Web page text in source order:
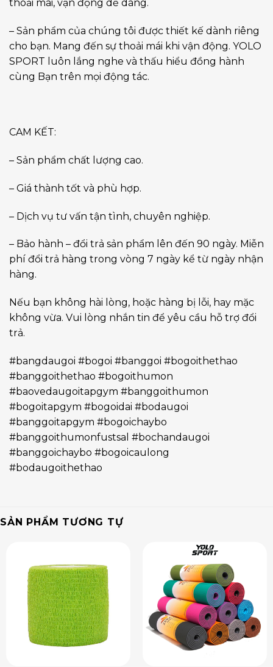
thoải mái, vận động dễ dàng.
– Sản phẩm của chúng tôi được thiết kế dành riêng
cho bạn. Mang đến sự thoải mái khi vận động. YOLO
SPORT luôn lắng nghe và thấu hiểu đồng hành
cùng Bạn trên mọi động tác.
CAM KẾT:
– Sản phẩm chất lượng cao.
– Giá thành tốt và phù hợp.
– Dịch vụ tư vấn tận tình, chuyên nghiệp.
– Bảo hành – đổi trả sản phẩm lên đến 90 ngày. Miễn
phí đổi trả hàng trong vòng 7 ngày kể từ ngày nhận
hàng.
Nếu bạn không hài lòng, hoặc hàng bị lỗi, hay mặc
không vừa. Vui lòng nhắn tin để yêu cầu hỗ trợ đổi
trả.
#bangdaugoi #bogoi #banggoi #bogoithethao
#banggoithethao #bogoithumon
#baovedaugoitapgym #banggoithumon
#bogoitapgym #bogoidai #bodaugoi
#banggoitapgym #bogoichaybo
#banggoithumonfustsal #bochandaugoi
#banggoichaybo #bogoicaulong
#bodaugoithethao
SẢN PHẨM TƯƠNG TỰ